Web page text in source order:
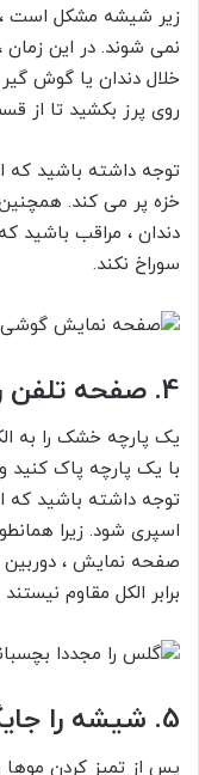
زیر شیشه مشکل است
نمی شوند. در این زمان
خلال دندان یا گوش
روی پرز بکشید تا
توجه داشته باشید که
خزه پر می کند.
دندان ، مراقب باشید
سوراخ نکند.
4. صفحه تلفن را از هر گونه پرز تمیز کنید
یک پارچه خشک را به
با یک پارچه پاک کنید و
توجه داشته باشید که
اسپری شود. زیرا
صفحه نمایش ،
برابر الکل مقاوم
5. شیشه را جایگزین کنید
پس از تمیز کردن موها